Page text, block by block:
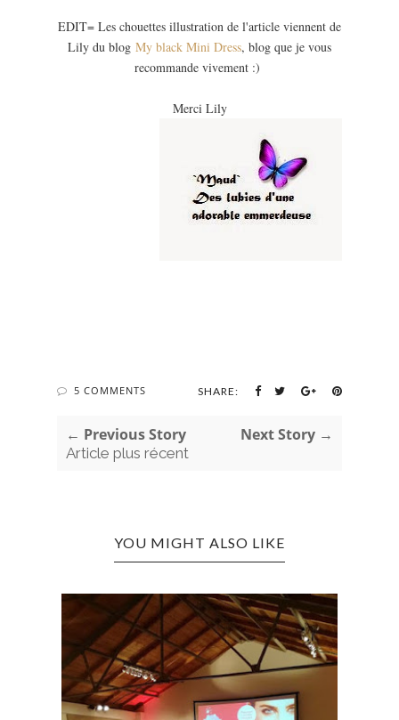
EDIT= Les chouettes illustration de l'article viennent de
Lily du blog My black Mini Dress, blog que je vous
recommande vivement :)
Merci Lily
5 COMMENTS SHARE:
← Previous Story
Article plus récent
Next Story →
YOU MIGHT ALSO LIKE